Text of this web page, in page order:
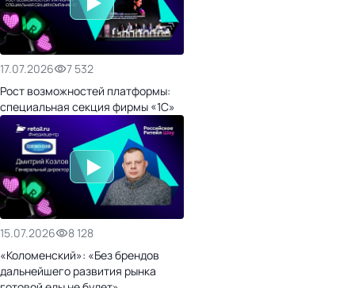
17.07.2026
7 532
Рост возможностей платформы:
специальная секция фирмы «1С»
15.07.2026
8 128
«Коломенский»: «Без брендов
дальнейшего развития рынка